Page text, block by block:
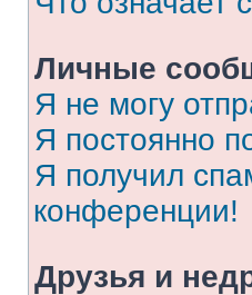
Личные
Я не могу
Я постоянно
Я получил
конференции!
Друзья и